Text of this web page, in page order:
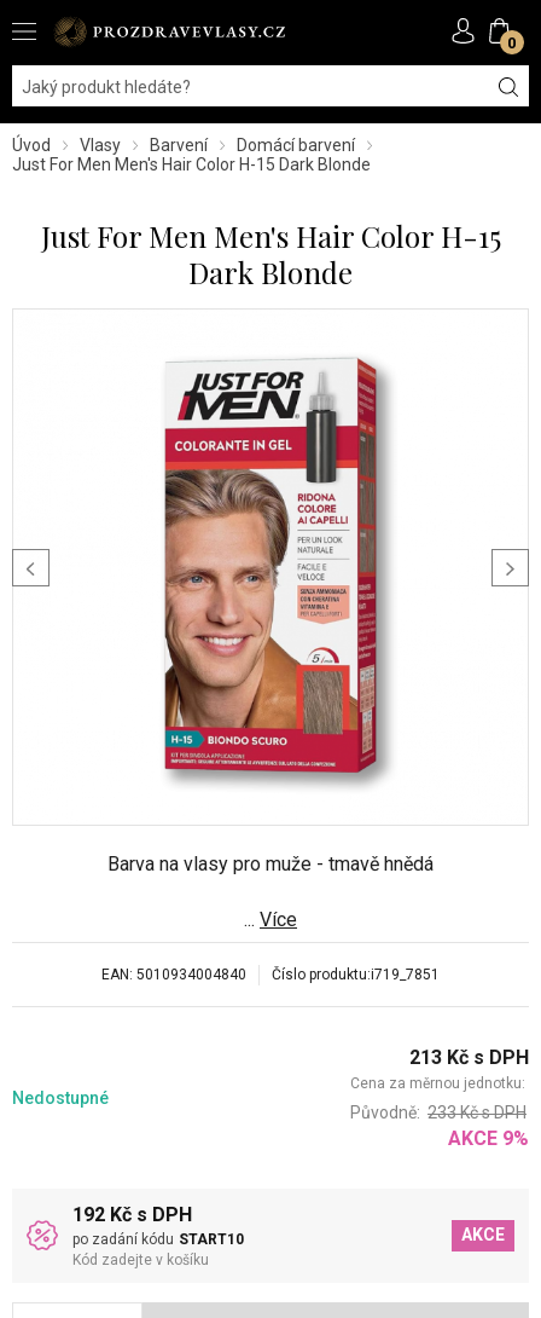
0
Úvod Vlasy Barvení
Domácí barvení
Just For Men Men's Hair Color H-15 Dark Blonde
Just For Men Men's Hair Color H-15
Dark Blonde
Barva na vlasy pro muže - tmavě hnědá
... Více
EAN: 5010934004840 Číslo produktu:i719_7851
Nedostupné
213 Kč s DPH
Cena za měrnou jednotku:
Původně: 233Kčs DPH
AKCE 9%
192 Kč s DPH
po zadání kódu START10
Kód zadejte v košíku
AKCE